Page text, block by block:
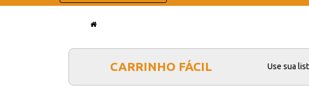
CARRINHO FÁCIL Use sua